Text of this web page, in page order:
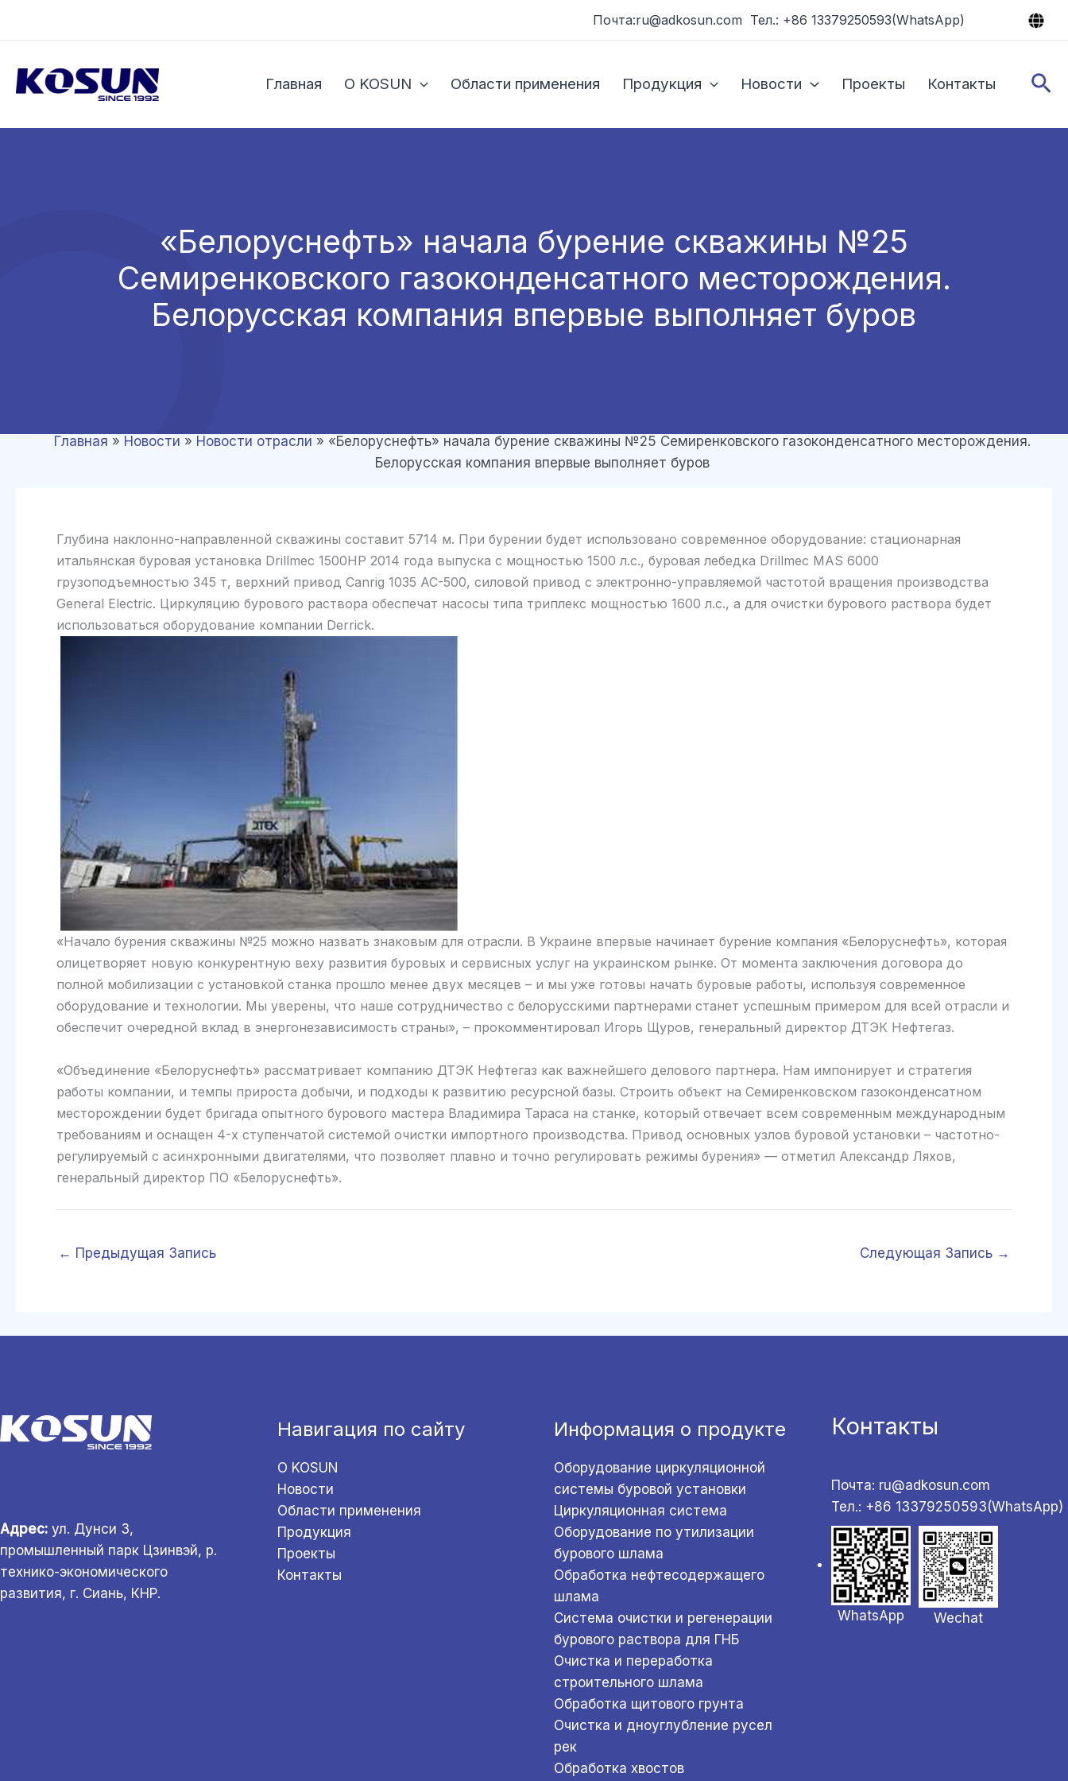
Почта:ru@adkosun.com Тел.: +86 13379250593(WhatsApp)
Главная О KOSUN Области применения Продукция Новости Проекты Контакты
«Белоруснефть» начала бурение скважины №25
Семиренковского газоконденсатного месторождения.
Белорусская компания впервые выполняет буров
Главная » Новости » Новости отрасли » «Белоруснефть» начала бурение скважины №25 Семиренковского газоконденсатного месторождения.
Белорусская компания впервые выполняет буров
Глубина наклонно-направленной скважины составит 5714 м. При бурении будет использовано современное оборудование: стационарная
итальянская буровая установка Drillmec 1500HP 2014 года выпуска с мощностью 1500 л.с., буровая лебедка Drillmec MAS 6000
грузоподъемностью 345 т, верхний привод Canrig 1035 АС-500, силовой привод с электронно-управляемой частотой вращения производства
General Electric. Циркуляцию бурового раствора обеспечат насосы типа триплекс мощностью 1600 л.с., а для очистки бурового раствора будет
использоваться оборудование компании Derrick.
«Начало бурения скважины №25 можно назвать знаковым для отрасли. В Украине впервые начинает бурение компания «Белоруснефть», которая
олицетворяет новую конкурентную веху развития буровых и сервисных услуг на украинском рынке. От момента заключения договора до
полной мобилизации с установкой станка прошло менее двух месяцев – и мы уже готовы начать буровые работы, используя современное
оборудование и технологии. Мы уверены, что наше сотрудничество с белорусскими партнерами станет успешным примером для всей отрасли и
обеспечит очередной вклад в энергонезависимость страны», – прокомментировал Игорь Щуров, генеральный директор ДТЭК Нефтегаз.
«Объединение «Белоруснефть» рассматривает компанию ДТЭК Нефтегаз как важнейшего делового партнера. Нам импонирует и стратегия
работы компании, и темпы прироста добычи, и подходы к развитию ресурсной базы. Строить объект на Семиренковском газоконденсатном
месторождении будет бригада опытного бурового мастера Владимира Тараса на станке, который отвечает всем современным международным
требованиям и оснащен 4-х ступенчатой системой очистки импортного производства. Привод основных узлов буровой установки – частотно-
регулируемый с асинхронными двигателями, что позволяет плавно и точно регулировать режимы бурения» — отметил Александр Ляхов,
генеральный директор ПО «Белоруснефть».
← Предыдущая Запись Следующая Запись →
Адрес: ул. Дунси 3,
промышленный парк Цзинвэй, р.
технико-экономического
развития, г. Сиань, КНР.
Навигация по сайту
О KOSUN
Новости
Области применения
Продукция
Проекты
Контакты
Информация о продукте
Оборудование циркуляционной
системы буровой установки
Циркуляционная система
Оборудование по утилизации
бурового шлама
Обработка нефтесодержащего
шлама
Система очистки и регенерации
бурового раствора для ГНБ
Очистка и переработка
строительного шлама
Обработка щитового грунта
Очистка и дноуглубление русел
рек
Обработка хвостов
Контакты
Почта: ru@adkosun.com
Тел.: +86 13379250593(WhatsApp)
WhatsApp Wechat